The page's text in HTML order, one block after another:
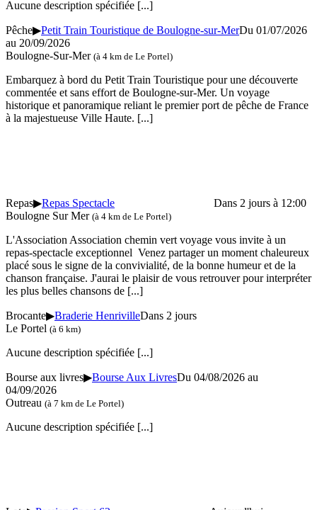
Aucune description spécifiée [...]
Pêche▶Petit Train Touristique de Boulogne-sur-MerDu 01/07/2026
au 20/09/2026
Boulogne-Sur-Mer (à 4 km de Le Portel)
Embarquez à bord du Petit Train Touristique pour une découverte
commentée et sans effort de Boulogne-sur-Mer. Un voyage
historique et panoramique reliant le premier port de pêche de France
à la majestueuse Ville Haute. [...]
Repas▶Repas Spectacle
Dans 2 jours à 12:00
Boulogne Sur Mer (à 4 km de Le Portel)
L'Association Association chemin vert voyage vous invite à un
repas-spectacle exceptionnel Venez partager un moment chaleureux
placé sous le signe de la convivialité, de la bonne humeur et de la
chanson française. J'aurai le plaisir de vous retrouver pour interpréter
les plus belles chansons de [...]
Brocante▶Braderie HenrivilleDans 2 jours
Le Portel (à 6 km)
Aucune description spécifiée [...]
Bourse aux livres▶Bourse Aux LivresDu 04/08/2026 au
04/09/2026
Outreau (à 7 km de Le Portel)
Aucune description spécifiée [...]